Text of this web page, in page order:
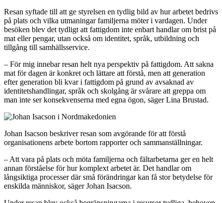
Resan syftade till att ge styrelsen en tydlig bild av hur arbetet bedrivs
på plats och vilka utmaningar familjerna möter i vardagen. Under
besöken blev det tydligt att fattigdom inte enbart handlar om brist på
mat eller pengar, utan också om identitet, språk, utbildning och
tillgång till samhällsservice.
– För mig innebar resan helt nya perspektiv på fattigdom. Att sakna
mat för dagen är konkret och lättare att förstå, men att generation
efter generation bli kvar i fattigdom på grund av avsaknad av
identitetshandlingar, språk och skolgång är svårare att greppa om
man inte ser konsekvenserna med egna ögon, säger Lina Brustad.
Johan Isacson beskriver resan som avgörande för att förstå
organisationens arbete bortom rapporter och sammanställningar.
– Att vara på plats och möta familjerna och fältarbetarna ger en helt
annan förståelse för hur komplext arbetet är. Det handlar om
långsiktiga processer där små förändringar kan få stor betydelse för
enskilda människor, säger Johan Isacson.